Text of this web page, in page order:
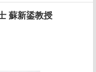
蘇新鋈教授